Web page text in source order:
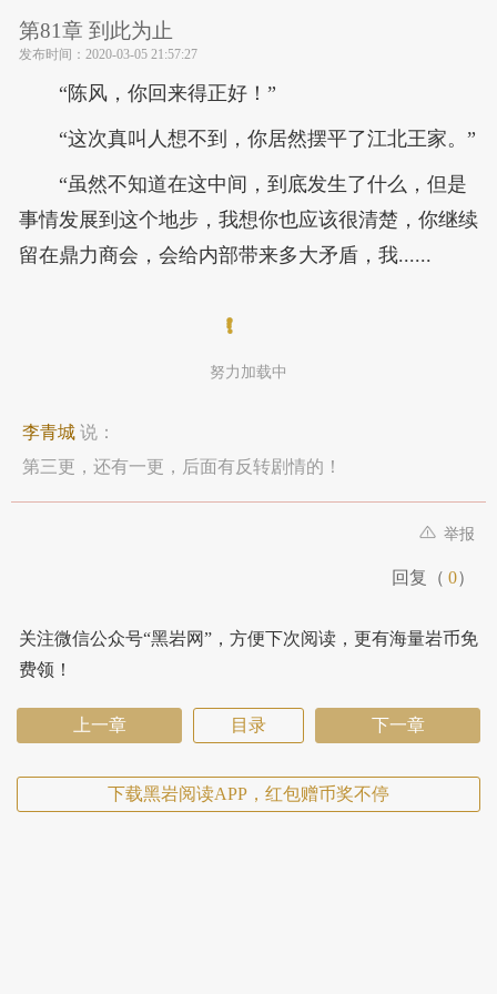
第81章 到此为止
发布时间： 2020-03-05 21:57:27
“陈风，你回来得正好！”
“这次真叫人想不到，你居然摆平了江北王家。”
“虽然不知道在这中间，到底发生了什么，但是
事情发展到这个地步，我想你也应该很清楚，你继续
留在鼎力商会，会给内部带来多大矛盾，我......
努力加载中
李青城 说：
第三更，还有一更，后面有反转剧情的！
举报
回复（ 0）
关注微信公众号“黑岩网”，方便下次阅读，更有海量岩币免
费领！
上一章 目录 下一章
下载黑岩阅读APP，红包赠币奖不停